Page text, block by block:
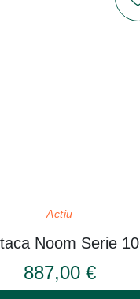
Actiu
Noom Serie 10
887,00 €